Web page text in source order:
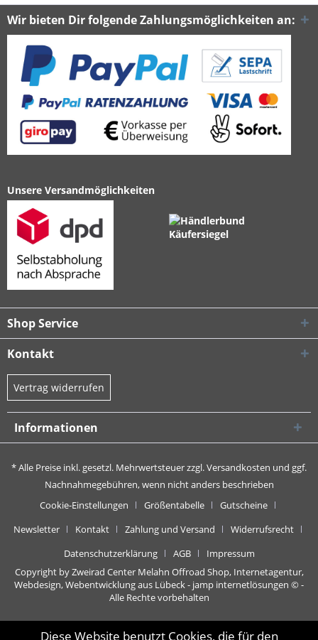
Wir bieten Dir folgende Zahlungsmöglichkeiten an:
Unsere Versandmöglichkeiten
Shop Service
Kontakt
Vertrag widerrufen
Informationen
* Alle Preise inkl. gesetzl. Mehrwertsteuer zzgl.Versandkosten und ggf.
Nachnahmegebühren, wenn nicht anders beschrieben
Cookie-Einstellungen
Größentabelle
Gutscheine
Newsletter
Kontakt Zahlung und Versand
Widerrufsrecht
Datenschutzerklärung
AGB
Impressum
Copyright by Zweirad Center Melahn Offroad Shop, Internetagentur,
Webdesign, Webentwicklung aus Lübeck - jamp internetlösungen © -
Alle Rechte vorbehalten
Diese Website benutzt Cookies, die für den